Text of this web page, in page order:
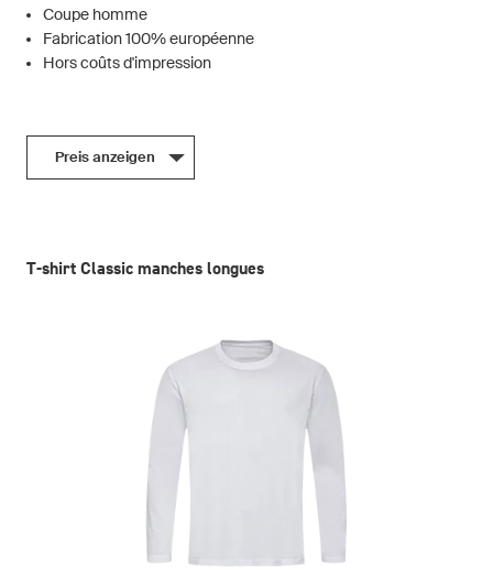
Coupe homme
Fabrication 100% européenne
Hors coûts d'impression
Preis anzeigen
T-shirt Classic manches longues